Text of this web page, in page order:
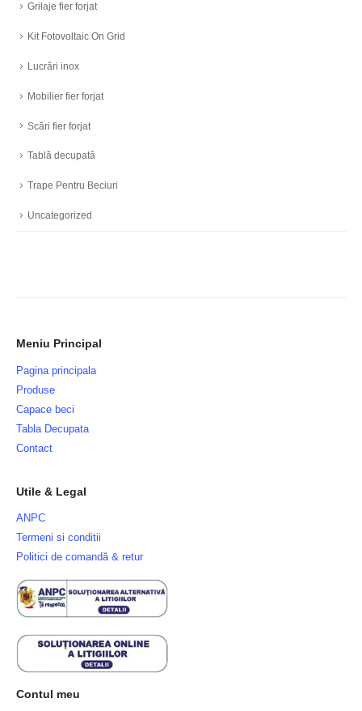
Grilaje fier forjat
Kit Fotovoltaic On Grid
Lucrări inox
Mobilier fier forjat
Scări fier forjat
Tablă decupată
Trape Pentru Beciuri
Uncategorized
Meniu Principal
Pagina principala
Produse
Capace beci
Tabla Decupata
Contact
Utile & Legal
ANPC
Termeni si conditii
Politici de comandă & retur
Contul meu